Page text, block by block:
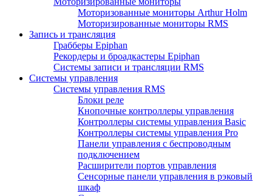
Моторизованные мониторы Arthur Holm
Моторизированные мониторы RMS
Запись и трансляция
Грабберы Epiphan
Рекордеры и броадкастеры Epiphan
Системы записи и трансляции RMS
Системы управления
Системы управления RMS
Блоки реле
Кнопочные контроллеры управления
Контроллеры системы управления Basic
Контроллеры системы управления Pro
Панели управления с беспроводным
подключением
Расширители портов управления
Сенсорные панели управления в рэковый
шкаф